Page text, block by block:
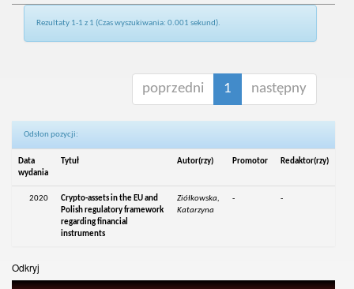
Rezultaty 1-1 z 1 (Czas wyszukiwania: 0.001 sekund).
poprzedni 1 następny
Odsłon pozycji:
Data
wydania
Tytuł Autor(rzy) Promotor Redaktor(rzy)
2020
Crypto-assets in the EU and
Polish regulatory framework
regarding financial
instruments
Ziółkowska,
Katarzyna
- -
Odkryj